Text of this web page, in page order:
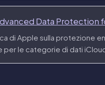
Data Protection
di Apple sulla protezione
per le categorie di dati